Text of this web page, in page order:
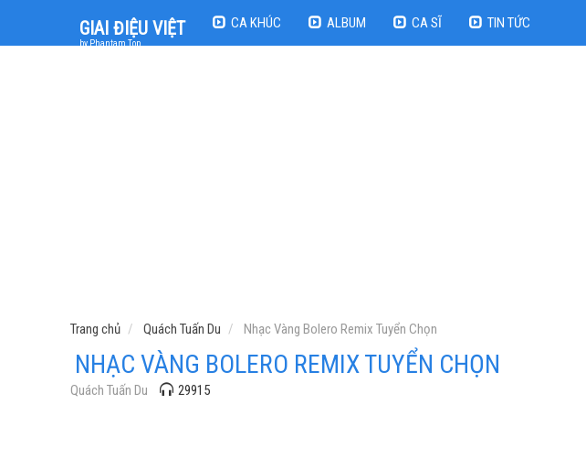
GIAI ĐIỆU VIỆT
by Phantam Top
CA KHÚC ALBUM CA SĨ TIN TỨC
Trang chủ Quách Tuấn Du Nhạc Vàng Bolero Remix Tuyển Chọn
NHẠC VÀNG BOLERO REMIX TUYỂN CHỌN
Quách Tuấn Du 29915